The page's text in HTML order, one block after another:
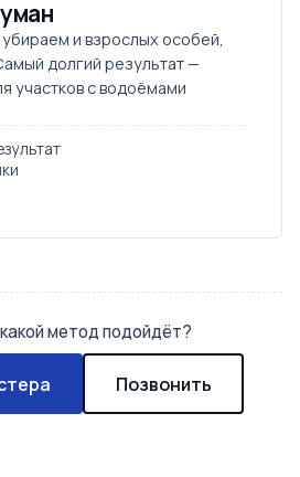
и взрослых особей,
долгий результат —
участков с водоёмами
метод подойдёт?
Позвонить